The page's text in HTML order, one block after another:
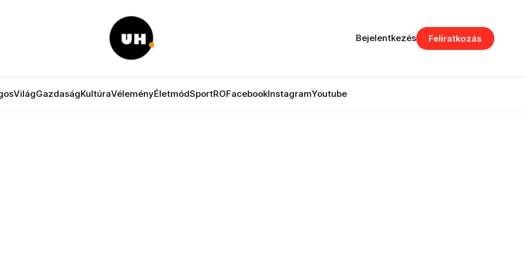
VilágGazdaságKultúraVéleményÉletmódSportROFacebookInstagramYoutube
Bejelentkezés Feliratkozás